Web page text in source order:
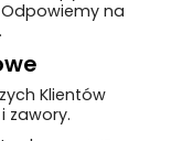
na
Klientów
zawory.